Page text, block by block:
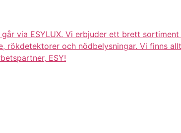
via ESYLUX. Vi erbjuder ett brett
rökdetektorer och nödbelysningar. Vi finns
ESY!